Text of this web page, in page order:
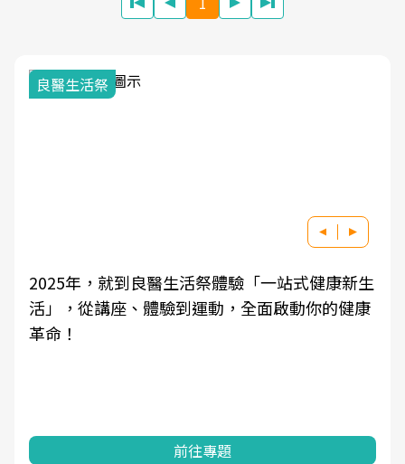
良醫生活祭
2025年，就到良醫生活祭體驗「一站式健康新生
活」，從講座、體驗到運動，全面啟動你的健康
革命！
前往專題